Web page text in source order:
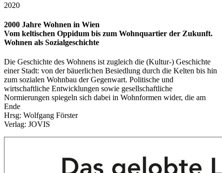
2020
2000 Jahre Wohnen in Wien
Vom keltischen Oppidum bis zum Wohnquartier der Zukunft.
Wohnen als Sozialgeschichte
Die Geschichte des Wohnens ist zugleich die (Kultur-) Geschichte
einer Stadt: von der bäuerlichen Besiedlung durch die Kelten bis hin
zum sozialen Wohnbau der Gegenwart. Politische und
wirtschaftliche Entwicklungen sowie gesellschaftliche
Normierungen spiegeln sich dabei in Wohnformen wider, die am
Ende
Hrsg: Wolfgang Förster
Verlag: JOVIS